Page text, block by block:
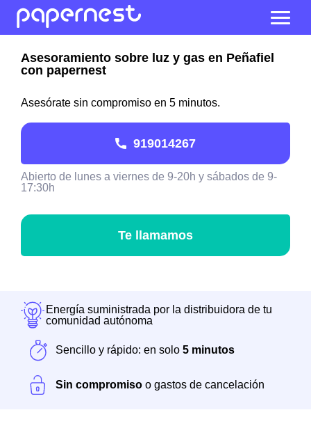
Asesoramiento sobre luz y gas en Peñafiel
con papernest
Asesórate sin compromiso en 5 minutos.
919014267
Abierto de lunes a viernes de 9-20h y sábados de 9-
17:30h
Te llamamos
Energía suministrada por la distribuidora de tu
comunidad autónoma
Sencillo y rápido: en solo 5 minutos
Sin compromiso o gastos de cancelación